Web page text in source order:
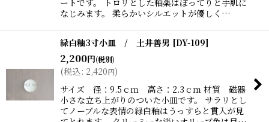
なじみます。 柔らかいシルエットが優しく…
緑白釉3寸小皿 / 土井善男 [DY-109]
2,200円(税別)
(税込: 2,420円)
サイズ 径：9.5ｃｍ 高さ：2.3ｃｍ 材質 磁器
小さな立ち上がりのついた小皿です。 サラリとし
てノーブルな表情の緑白釉はうっすらと貫入が見